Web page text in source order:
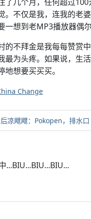
。不仅是我，连我的老
一想到老MP3播放器偶
的不拜金是我每每赞赏
最为头疼。如果说，生
地想要买买买。
Change
凉飕飕：Pokopen，排水口
...BIU...BIU...BIU...